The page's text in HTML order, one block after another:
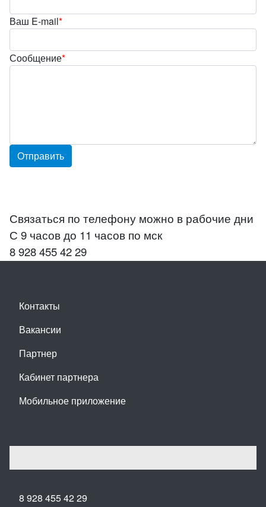
Ваш E-mail*
Сообщение*
Связаться по телефону можно в рабочие дни
С 9 часов до 11 часов по мск
8 928 455 42 29
Контакты
Вакансии
Партнер
Кабинет партнера
Мобильное приложение
8 928 455 42 29